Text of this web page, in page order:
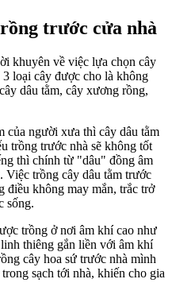
trước cửa nhà
khuyên về việc lựa chọn cây
loại cây được cho là không
dâu tằm, cây xương rồng,
của người xưa thì cây dâu tằm
trồng trước nhà sẽ không tốt
thì chính từ "dâu" đồng âm
trồng cây dâu tằm trước
điều không may mắn, trắc trở
sống.
trồng ở nơi âm khí cao như
thiêng gắn liền với âm khí
cây hoa sứ trước nhà mình
sạch tới nhà, khiến cho gia